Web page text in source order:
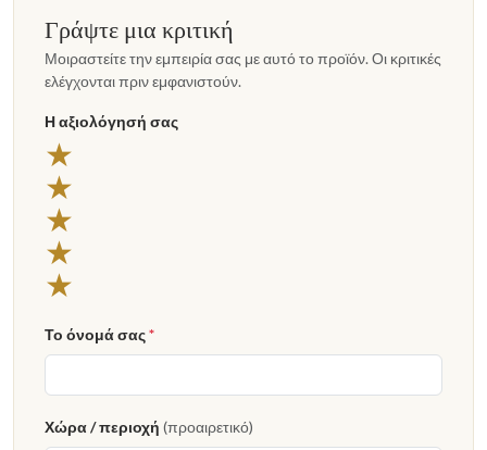
Γράψτε μια κριτική
Μοιραστείτε την εμπειρία σας με αυτό το προϊόν. Οι κριτικές
ελέγχονται πριν εμφανιστούν.
Η αξιολόγησή σας
★
★
★
★
★
Το όνομά σας*
Χώρα / περιοχή (προαιρετικό)